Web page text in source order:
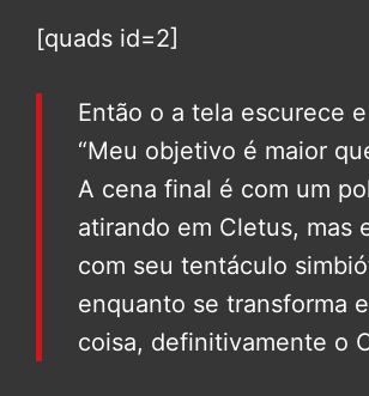
[quads id=2]
Então o a tela escurece
“Meu objetivo é maior
A cena final é com um
atirando em Cletus, mas
com seu tentáculo
enquanto se transforma
coisa, definitivamente o